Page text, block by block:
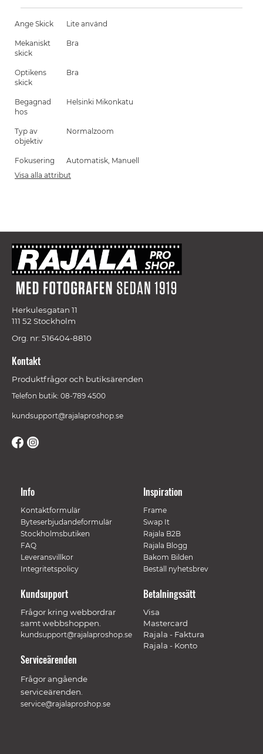
Ange Skick Lite använd
Mekaniskt
skick
Bra
Optikens
skick
Bra
Begagnad
hos
Helsinki Mikonkatu
Typ av
objektiv
Normalzoom
Fokusering
Automatisk, Manuell
Visa alla attribut
Herkulesgatan 11
111 52 Stockholm
Org. nr: 516404-8810
Kontakt
Produktfrågor och butiksärenden
Telefon butik: 08-789 4500
kundsupport@rajalaproshop.se
Info
Kontaktformulär
Byteserbjudandeformulär
Stockholmsbutiken
FAQ
Leveransvillkor
Integritetspolicy
Inspiration
Frame
Swap It
Rajala B2B
Rajala Blogg
Bakom Bilden
Beställ nyhetsbrev
Betalningssätt
Visa
Mastercard
Rajala - Faktura
Rajala - Konto
Kundsupport
Frågor kring webbordrar
samt webbshoppen.
kundsupport@rajalaproshop.se
Serviceärenden
Frågor angående
serviceärenden.
service@rajalaproshop.se